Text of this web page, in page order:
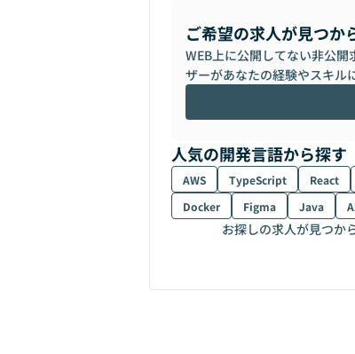
ご希望の求人が見つか
WEB上に公開してない非公
ザーがあなたの経験やスキル
人気の開発言語から探す
AWS TypeScript React
Docker
Figma Java
お探しの求人が見つか